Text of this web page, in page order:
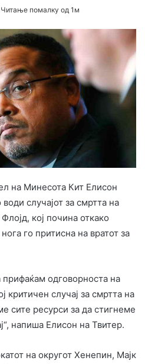
Читање помалку од 1м
на Минесота Кит Елисон
случајот за смртта на
кој почина откако
го притисна на вратот за
прифаќам одговорноста на
критичен случај за смртта на
сите ресурси за да стигнеме
напиша Елисон на Твитер.
на округот Хенепин, Мајк